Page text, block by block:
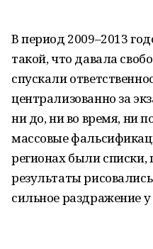
В период 2009–2013
такой, что давала
спускали
централизованно за
ни до, ни во время, ни
массовые
регионах были списки,
результаты
сильное раздражение